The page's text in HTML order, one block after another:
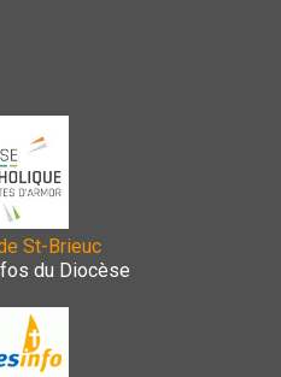
St-Brieuc
du Diocèse